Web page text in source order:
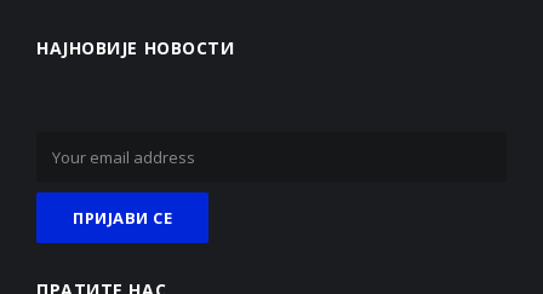
НАЈНОВИЈЕ НОВОСТИ
ПРАТИТЕ НАС